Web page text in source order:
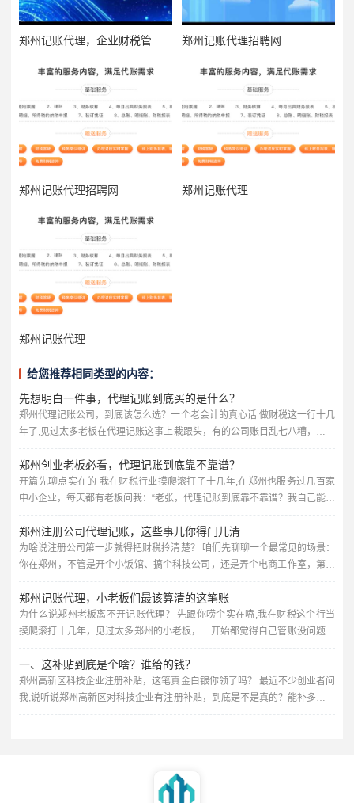
郑州记账代理，企业财税管理的贴心伙伴 郑州记账代理招聘网
郑州记账代理招聘网 郑州记账代理
郑州记账代理
给您推荐相同类型的内容：
先想明白一件事，代理记账到底买的是什么？
郑州代理记账公司，到底该怎么选？一个老会计的真心话 做财税这一行十几
年了,见过太多老板在代理记账这事上栽跟头，有的公司账目乱七八糟，报税
报错被罚款；有的花了冤枉钱，服务却跟不上；还有的甚至被不靠谱的代理
公司坑得差点关门，今天我就用大白话，跟郑州的老板们聊聊，选代理记账
公司到底该看什么、避什么坑，不讲虚的，全是实战经验。 很多老板以为代
理记账就是“每个月有人帮你报个税、做个账”，价格越低越好，错...
郑州创业老板必看，代理记账到底靠不靠谱？
开篇先聊点实在的 我在财税行业摸爬滚打了十几年,在郑州也服务过几百家
中小企业，每天都有老板问我：“老张，代理记账到底靠不靠谱？我自己能不
能省了这笔钱？”说实话，问这个问题的老板，十个有八个最后都老老实实找
了代账公司，为啥？因为踩过的坑太深了。 今天我就掰开揉碎给你讲讲,郑
州做代理记账的门道，咱们不讲那些云里雾里的专业术语，全是大白话，保
证你听完心里有数。 代理记账到底在干啥？别想得太玄乎...
郑州注册公司代理记账，这些事儿你得门儿清
为啥说注册公司第一步就得把财税拎清楚？ 咱们先聊聊一个最常见的场景：
你在郑州，不管是开个小饭馆、搞个科技公司，还是弄个电商工作室，第一
步肯定是去工商局注册个营业执照，这事儿看着简单，但后续的财税问题，
才是真正考验人的地方，很多老板一开始觉得，注册嘛，找个代办花个几百
块钱，营业执照拿到手就完事了，可等到税务登记、银行开户、记账报税这
些事儿堆过来，才发现自己两眼一抹黑。 我跟你说,作为干了十几年财...
郑州记账代理，小老板们最该算清的这笔账
为什么说郑州老板离不开记账代理？ 先跟你唠个实在嗑,我在财税这个行当
摸爬滚打十几年，见过太多郑州的小老板，一开始都觉得自己管账没问题，
夫妻店嘛，进货卖货，流水记在本子上，月底一加一减，好像也不难，可一
旦生意做大了，麻烦就跟着来了——税务局要申报、发票要管理、社保要核
对、年终汇算清缴要算……这些活，真不是随便翻翻会计书就能干好的。 我
给你举个例子,前两年有个做餐饮的客户，在郑州开了三家店，一直让...
一、这补贴到底是个啥？谁给的钱？
郑州高新区科技企业注册补贴，这笔真金白银你领了吗？ 最近不少创业者问
我,说听说郑州高新区对科技企业有注册补贴，到底是不是真的？能补多少？
怎么才能拿到？作为一名在财税行当里摸爬滚打十几年的老会计，我可以负